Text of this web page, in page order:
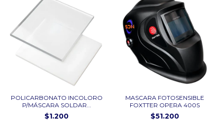
POLICARBONATO INCOLORO
P/MÁSCARA SOLDAR...
$1.200
MASCARA FOTOSENSIBLE
FOXTTER OPERA 400S
$51.200